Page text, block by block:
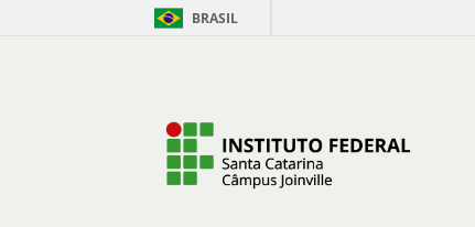
Pular para o Conteúdo BRASIL